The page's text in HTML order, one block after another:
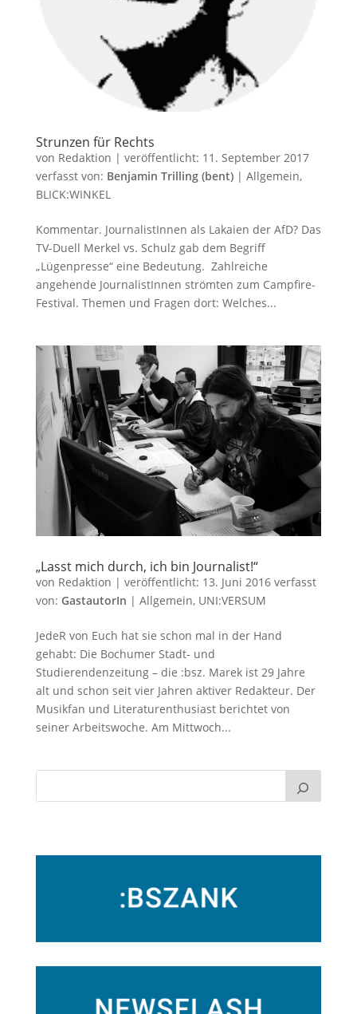
Strunzen für Rechts
von Redaktion | veröffentlicht: 11. September 2017
verfasst von: Benjamin Trilling (bent)| Allgemein,
BLICK:WINKEL
Kommentar. JournalistInnen als Lakaien der AfD? Das
TV-Duell Merkel vs. Schulz gab dem Begriff
„Lügenpresse“ eine Bedeutung. Zahlreiche
angehende JournalistInnen strömten zum Campfire-
Festival. Themen und Fragen dort: Welches...
„Lasst mich durch, ich bin Journalist!“
von Redaktion | veröffentlicht: 13. Juni 2016verfasst
von: GastautorIn | Allgemein, UNI:VERSUM
JedeR von Euch hat sie schon mal in der Hand
gehabt: Die Bochumer Stadt- und
Studierendenzeitung – die :bsz. Marek ist 29 Jahre
alt und schon seit vier Jahren aktiver Redakteur. Der
Musikfan und Literaturenthusiast berichtet von
seiner Arbeitswoche. Am Mittwoch...